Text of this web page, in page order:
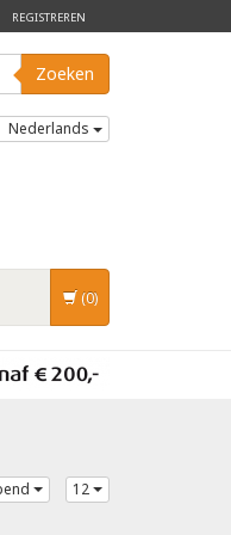
REGISTREREN
Zoeken
Nederlands
(0)
12